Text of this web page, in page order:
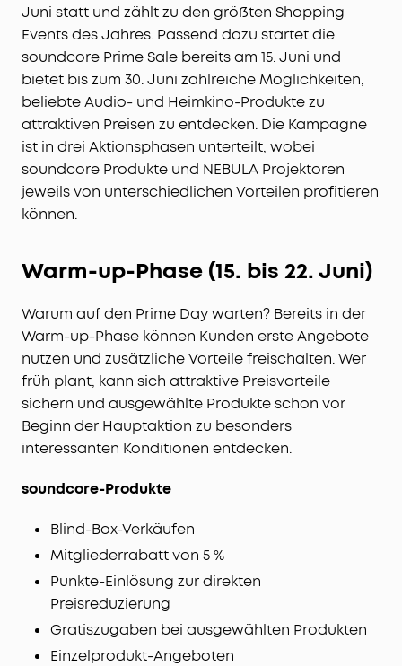
Juni statt und zählt zu den größten Shopping
Events des Jahres. Passend dazu startet die
soundcore Prime Sale bereits am 15. Juni und
bietet bis zum 30. Juni zahlreiche Möglichkeiten,
beliebte Audio- und Heimkino-Produkte zu
attraktiven Preisen zu entdecken. Die Kampagne
ist in drei Aktionsphasen unterteilt, wobei
soundcore Produkte und NEBULA Projektoren
jeweils von unterschiedlichen Vorteilen profitieren
können.
Warm-up-Phase (15. bis 22. Juni)
Warum auf den Prime Day warten? Bereits in der
Warm-up-Phase können Kunden erste Angebote
nutzen und zusätzliche Vorteile freischalten. Wer
früh plant, kann sich attraktive Preisvorteile
sichern und ausgewählte Produkte schon vor
Beginn der Hauptaktion zu besonders
interessanten Konditionen entdecken.
soundcore-Produkte
Blind-Box-Verkäufen
Mitgliederrabatt von 5 %
Punkte-Einlösung zur direkten
Preisreduzierung
Gratiszugaben bei ausgewählten Produkten
Einzelprodukt-Angeboten